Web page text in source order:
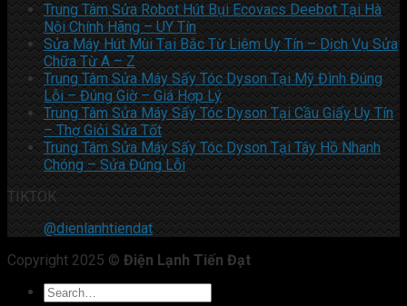
Trung Tâm Sửa Robot Hút Bụi Ecovacs Deebot Tại Hà
Nội Chính Hãng – UY Tín
Sửa Máy Hút Mùi Tại Bắc Từ Liêm Uy Tín – Dịch Vụ Sửa
Chữa Từ A – Z
Trung Tâm Sửa Máy Sấy Tóc Dyson Tại Mỹ Đình Đúng
Lỗi – Đúng Giờ – Giá Hợp Lý
Trung Tâm Sửa Máy Sấy Tóc Dyson Tại Cầu Giấy Uy Tín
– Thợ Giỏi Sửa Tốt
Trung Tâm Sửa Máy Sấy Tóc Dyson Tại Tây Hồ Nhanh
Chóng – Sửa Đúng Lỗi
TIKTOK
@dienlanhtiendat
Copyright 2025 © Điện Lạnh Tiến Đạt